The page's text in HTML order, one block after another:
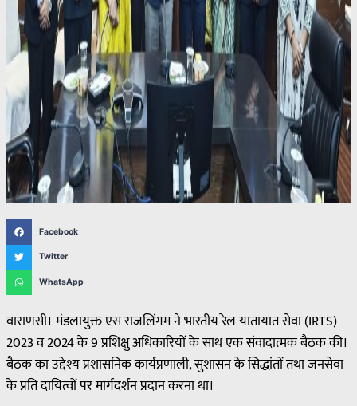
Facebook
Twitter
WhatsApp
वाराणसी। मंडलायुक्त एस राजलिंगम ने भारतीय रेल यातायात सेवा (IRTS)
2023 व 2024 के 9 प्रशिक्षु अधिकारियों के साथ एक संवादात्मक बैठक की।
बैठक का उद्देश्य प्रशासनिक कार्यप्रणाली, सुशासन के सिद्धांतों तथा जनसेवा
के प्रति दायित्वों पर मार्गदर्शन प्रदान करना था।